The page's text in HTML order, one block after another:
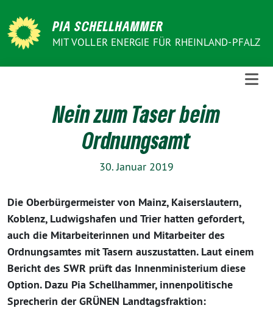
zum
Inhalt
PIA SCHELLHAMMER
MIT VOLLER ENERGIE FÜR RHEINLAND-PFALZ
Nein zum Taser beim
Ordnungsamt
30. Januar 2019
Die Oberbürgermeister von Mainz, Kaiserslautern,
Koblenz, Ludwigshafen und Trier hatten gefordert,
auch die Mitarbeiterinnen und Mitarbeiter des
Ordnungsamtes mit Tasern auszustatten. Laut einem
Bericht des SWR prüft das Innenministerium diese
Option. Dazu Pia Schellhammer, innenpolitische
Sprecherin der GRÜNEN Landtagsfraktion: